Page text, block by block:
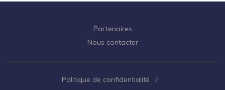
Partenaires
Nous contacter
Politique de confidentialité
//